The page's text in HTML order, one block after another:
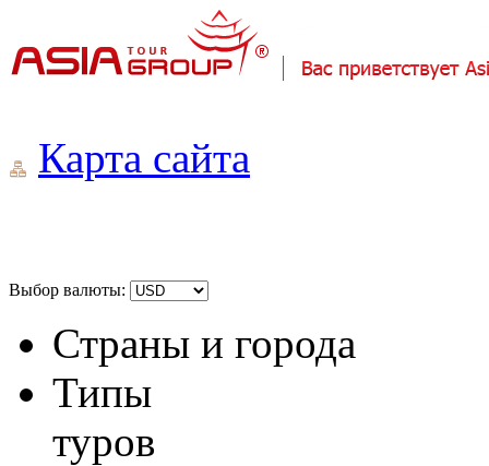
Карта сайта
Выбор валюты:
Страны и города
Типы
туров